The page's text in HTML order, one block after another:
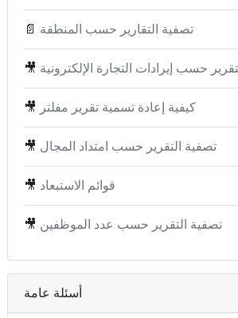
📄 تصفية التقارير حسب المنطقة
🎥 حسب إيرادات التجارة الإلكترونية
🎥 كيفية إعادة تسمية تقرير مفلتر
🎥 تصفية التقرير حسب امتداد المجال
🎥 قوائم الاستبعاد
🎥 تصفية التقرير حسب عدد الموظفين
أسئلة عامة